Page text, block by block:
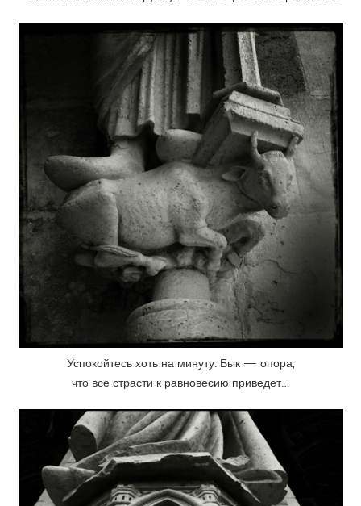
Успокойтесь хоть на минуту. Бык — опора,
что все страсти к равновесию приведет…